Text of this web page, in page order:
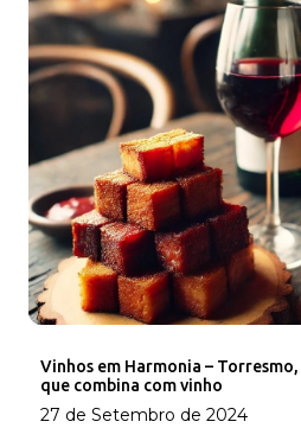
Vinhos em Harmonia –
que combina com vinho
27 de Setembro de 2024